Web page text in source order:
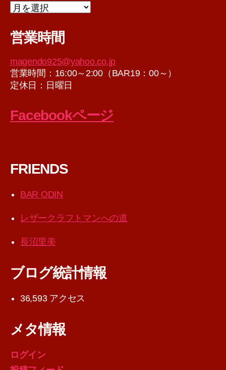
ア
ー
イ
営業時間
magendo925@yahoo.co.jp
営業時間：16:00～2:00（BAR19：00～）
定休日：日曜日
Facebookページ
FRIENDS
BAR ODIN
レザークラフトマンへの道
長沼里美
ブログ統計情報
36,593 アクセス
メタ情報
ログイン